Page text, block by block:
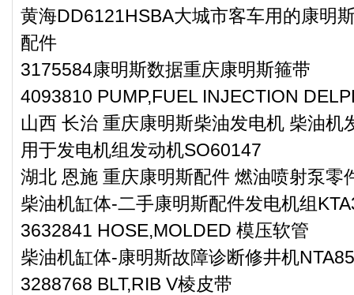
黄海DD6121HSBA大城市客车用的康明
配件
3175584康明斯数据重庆康明斯箍带
4093810 PUMP,FUEL INJECTION
山西 长治 重庆康明斯柴油发电机 柴油机
用于发电机组发动机SO60147
湖北 恩施 重庆康明斯配件 燃油喷射泵零
柴油机缸体-二手康明斯配件发电机组
3632841 HOSE,MOLDED 模压软管
柴油机缸体-康明斯故障诊断修井机
3288768 BLT,RIB V棱皮带